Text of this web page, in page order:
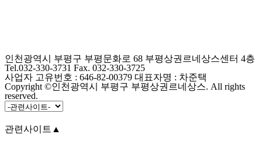
인천광역시 부평구 부평문화로 68 부평상권르네상스센터 4층
Tel.032-330-3731 Fax. 032-330-3725
사업자 고유번호 : 646-82-00379 대표자명 : 차준택
Copyright ©인천광역시 부평구 부평상권르네상스. All rights
reserved.
관련사이트 ▲